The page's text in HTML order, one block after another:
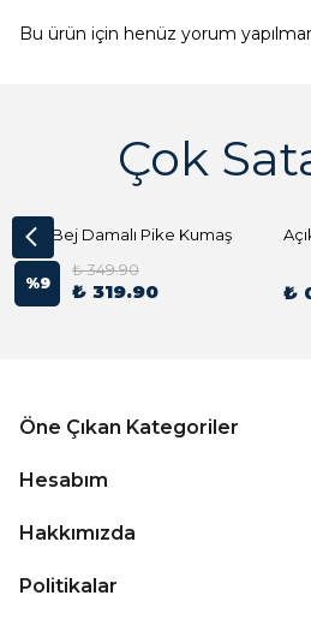
Bu ürün için henüz yorum
Çok
Açık Bej Damalı Pike Kumaş
%9
₺ 349.90
₺ 319.90 ₺
Öne Çıkan Kategoriler
Hesabım
Hakkımızda
Politikalar